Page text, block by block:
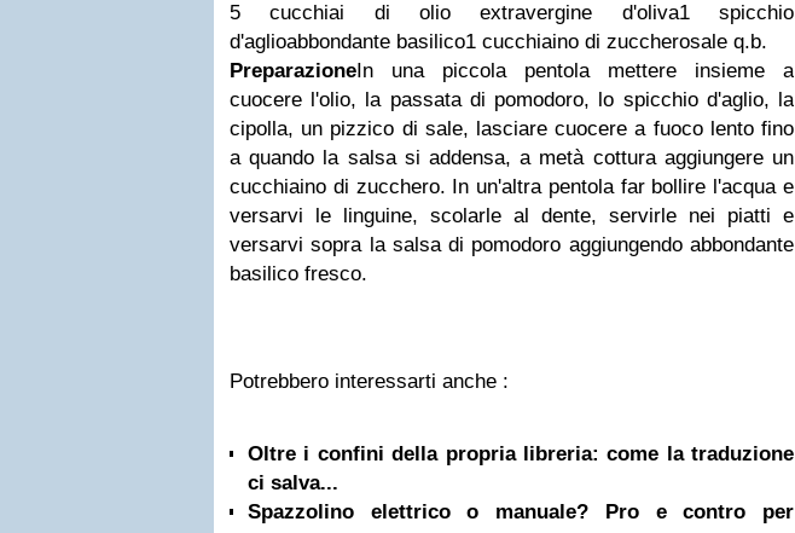
5 cucchiai di olio extravergine d'oliva1 spicchio
d'aglioabbondante basilico1 cucchiaino di zuccherosale q.b.
PreparazioneIn una piccola pentola mettere insieme a
cuocere l'olio, la passata di pomodoro, lo spicchio d'aglio, la
cipolla, un pizzico di sale, lasciare cuocere a fuoco lento fino
a quando la salsa si addensa, a metà cottura aggiungere un
cucchiaino di zucchero. In un'altra pentola far bollire l'acqua e
versarvi le linguine, scolarle al dente, servirle nei piatti e
versarvi sopra la salsa di pomodoro aggiungendo abbondante
basilico fresco.
Potrebbero interessarti anche :
Oltre i confini della propria libreria: come la traduzione
ci salva...
Spazzolino elettrico o manuale? Pro e contro per